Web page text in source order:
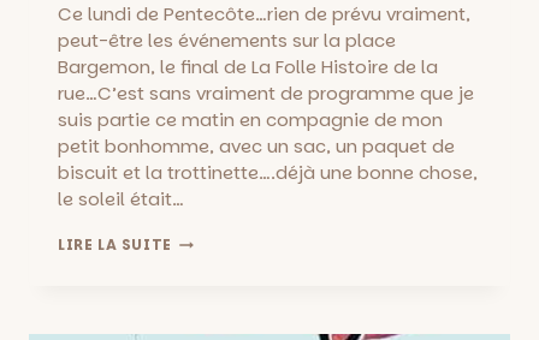
Ce lundi de Pentecôte…rien de prévu vraiment,
peut-être les événements sur la place
Bargemon, le final de La Folle Histoire de la
rue…C’est sans vraiment de programme que je
suis partie ce matin en compagnie de mon
petit bonhomme, avec un sac, un paquet de
biscuit et la trottinette….déjà une bonne chose,
le soleil était…
LIRE LA SUITE MARSEILLE….OÙ